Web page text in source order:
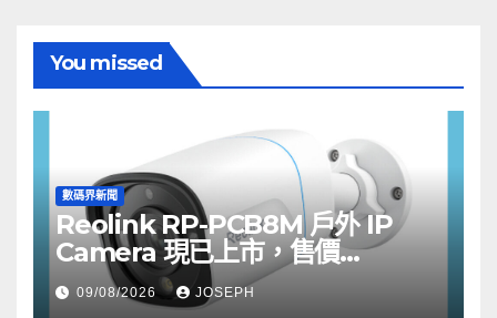
You missed
數碼界新聞
Reolink RP-PCB8M 戶外 IP
Camera 現已上市，售價
HK$722
09/08/2026 JOSEPH